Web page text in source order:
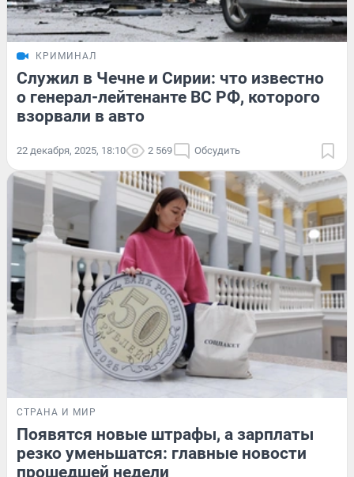
КРИМИНАЛ
Служил в Чечне и Сирии: что известно
о генерал-лейтенанте ВС РФ, которого
взорвали в авто
22 декабря, 2025, 18:10 2 569 Обсудить
СТРАНА И МИР
Появятся новые штрафы, а зарплаты
резко уменьшатся: главные новости
прошедшей недели